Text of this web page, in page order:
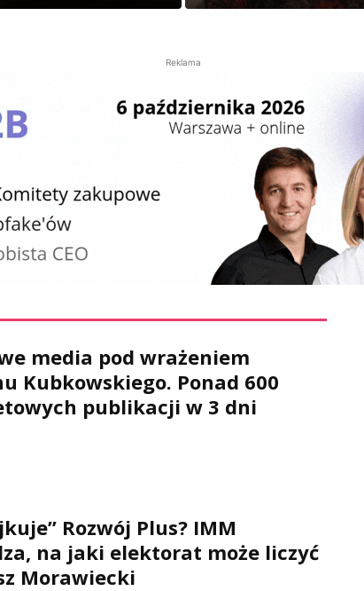
Reklama
media pod wrażeniem
Kubkowskiego. Ponad 600
publikacji w 3 dni
Rozwój Plus? IMM
na jaki elektorat może liczyć
Morawiecki